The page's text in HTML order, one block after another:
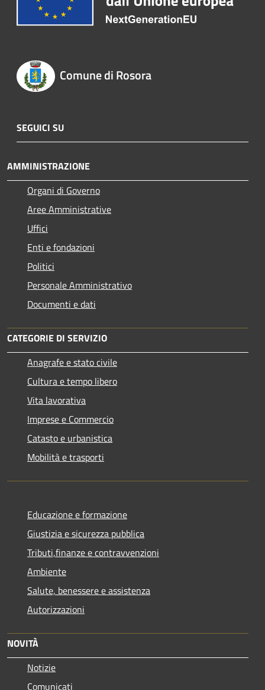
Comune di Rosora
SEGUICI SU
AMMINISTRAZIONE
Organi di Governo
Aree Amministrative
Uffici
Enti e fondazioni
Politici
Personale Amministrativo
Documenti e dati
CATEGORIE DI SERVIZIO
Anagrafe e stato civile
Cultura e tempo libero
Vita lavorativa
Imprese e Commercio
Catasto e urbanistica
Mobilità e trasporti
Educazione e formazione
Giustizia e sicurezza pubblica
Tributi,finanze e contravvenzioni
Ambiente
Salute, benessere e assistenza
Autorizzazioni
NOVITÀ
Notizie
Comunicati